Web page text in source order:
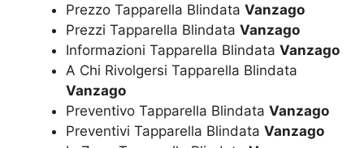
Prezzo Tapparella Blindata Vanzago
Prezzi Tapparella Blindata Vanzago
Informazioni Tapparella Blindata Vanzago
A Chi Rivolgersi Tapparella Blindata
Vanzago
Preventivo Tapparella Blindata Vanzago
Preventivi Tapparella Blindata Vanzago